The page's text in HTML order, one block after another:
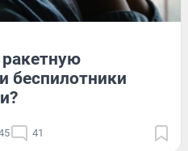
беспилотники
41